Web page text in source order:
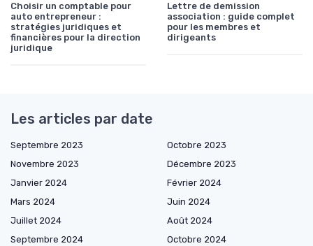
Choisir un comptable pour
auto entrepreneur :
stratégies juridiques et
financières pour la direction
juridique
Lettre de demission
association : guide complet
pour les membres et
dirigeants
Les articles par date
Septembre 2023
Octobre 2023
Novembre 2023
Décembre 2023
Janvier 2024
Février 2024
Mars 2024
Juin 2024
Juillet 2024
Août 2024
Septembre 2024
Octobre 2024